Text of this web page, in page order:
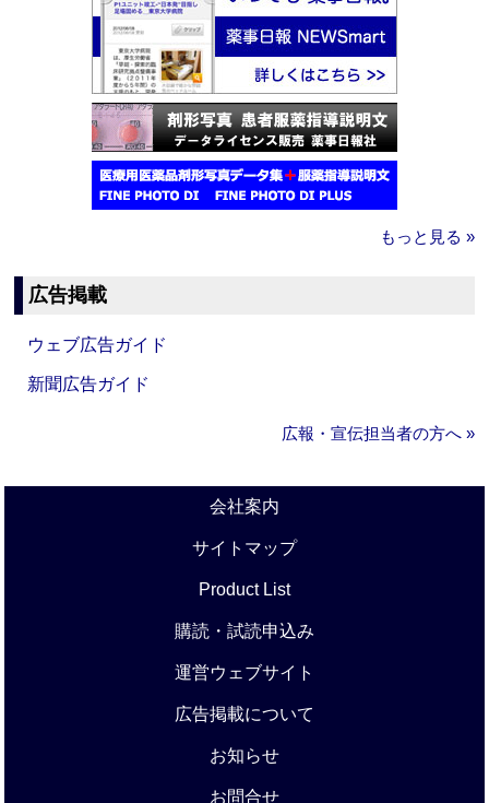
もっと見る »
広告掲載
ウェブ広告ガイド
新聞広告ガイド
広報・宣伝担当者の方へ »
会社案内
サイトマップ
Product List
購読・試読申込み
運営ウェブサイト
広告掲載について
お知らせ
お問合せ